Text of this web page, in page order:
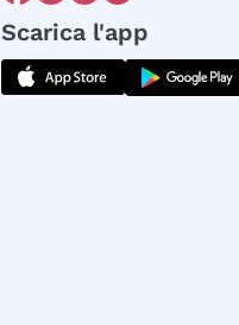
Scarica l'app